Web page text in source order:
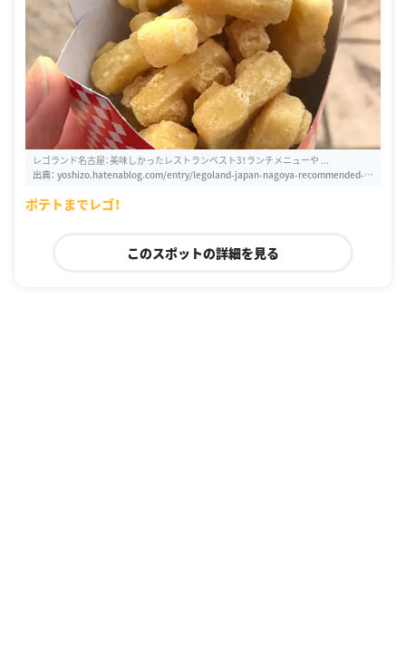
レゴランド名古屋：美味しかったレストランベスト3！ランチメニューや ...
出典： yoshizo.hatenablog.com/entry/legoland-japan-nagoya-recommended-re
ポテトまでレゴ！
このスポットの詳細を見る